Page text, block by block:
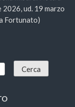
2026, ud. 19 marzo
Fortunato)